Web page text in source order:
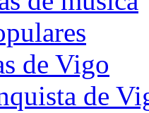
de Vigo
de